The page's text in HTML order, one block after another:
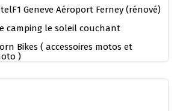
Geneve Aéroport Ferney (rénové)
camping le soleil couchant
Bikes ( accessoires motos et
)